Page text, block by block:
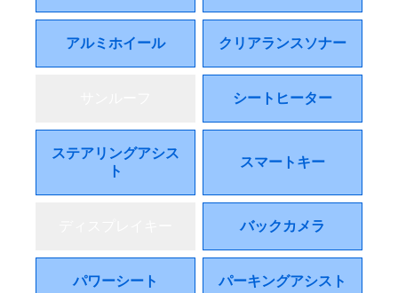
アルミホイール クリアランスソナー
シートヒーター
ステアリングアシス
ト
スマートキー
バックカメラ
パワーシート パーキングアシスト